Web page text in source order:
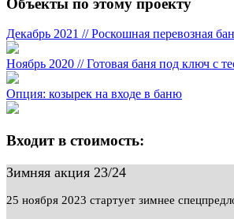
Декабрь 2021 // Роскошная перевозная
Ноябрь 2020 // Готовая баня под ключ с
Опция: козырек на входе в баню
Входит в стоимость:
Зимняя акция 23/24
25 ноября 2023 стартует зимнее